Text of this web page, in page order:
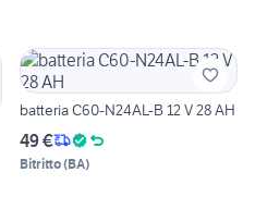
batteria C60-N24AL-B 12 V 28 AH
49 €
Bitritto(BA)